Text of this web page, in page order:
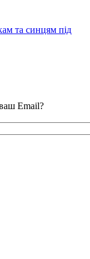
та синцям під
Email?